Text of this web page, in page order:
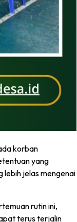
korban
yang
lebih jelas mengenai
rutin ini,
terus terjalin